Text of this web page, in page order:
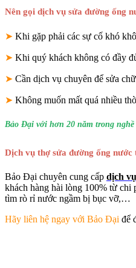
Nên gọi dịch vụ sửa đường ống
➤ Khi gặp phải các sự cố khó
➤ Khi quý khách không có đầy
➤ Cần dịch vụ chuyên để sửa
➤ Không muốn mất quá nhiều
Bảo Đại với hơn 20 năm trong
Dịch vụ thợ sửa đường ống
Bảo Đại chuyên cung cấp dịch
khách hàng hài lòng 100% từ chi
tìm rò rỉ nước ngầm bị bục vỡ,…
Hãy liên hệ ngay với Bảo Đại để